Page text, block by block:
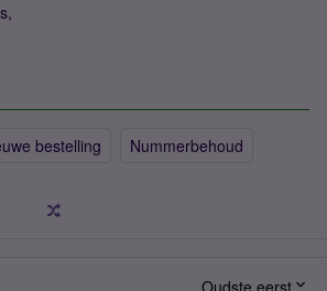
bestelling Nummerbehoud
Oudste eerst